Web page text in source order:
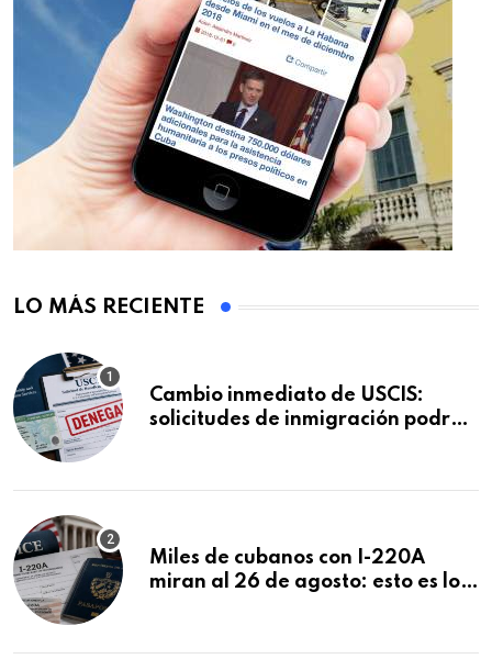
LO MÁS RECIENTE
Cambio inmediato de USCIS:
solicitudes de inmigración podrán
Miles de cubanos con I-220A
miran al 26 de agosto: esto es lo